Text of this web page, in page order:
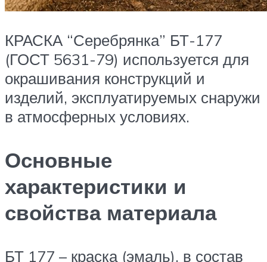
КРАСКА “Серебрянка” БТ-177
(ГОСТ 5631-79) используется для
окрашивания конструкций и
изделий, эксплуатируемых снаружи
в атмосферных условиях.
Основные
характеристики и
свойства материала
БТ 177 – краска (эмаль), в состав